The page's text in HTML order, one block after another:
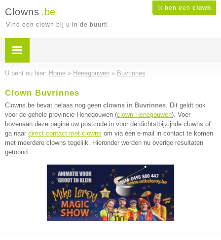
Ik ben een clown
Clowns .be
Vind een clown bij u in de buurt!
U bent nu hier: Home » Henegouwen » Buvrinnes
Clown Buvrinnes
Clowns.be bevat helaas nog geen clowns in Buvrinnes. Dit geldt ook
voor de gehele provincie Henegouwen (clown Henegouwen). Voer
bovenaan deze pagina uw postcode in voor de dichtstbijzijnde clowns of
ga naar direct contact met clowns om via één e-mail in contact te komen
met meerdere clowns tegelijk. Hieronder worden nu overige resultaten
getoond.